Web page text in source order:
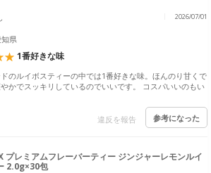
2026/07/01
県
1番好きな味
のルイボスティーの中では1番好きな味。ほんのり甘くで
かでスッキリしているのでいいです。 コスパいいのもい
違反を報告 参考になった
プレミアムフレーバーティー ジンジャーレモンルイ
2.0g×30包